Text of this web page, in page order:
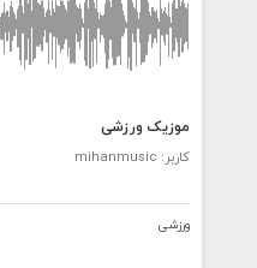
موزیک ورزشی
کاربر: mihanmusic
ورزشی